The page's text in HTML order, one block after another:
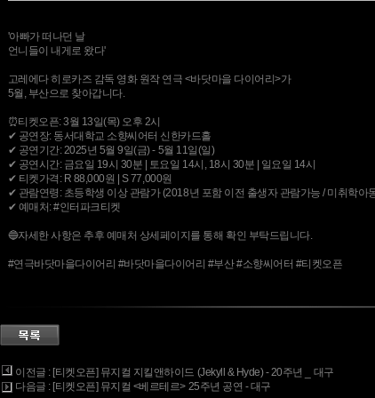
'아빠가 떠나던 날
언니들이 내게로 왔다'
고레에다 히로카즈 감독 영화 원작 연극 <바닷마을 다이어리>가
5월, 부산으로 찾아갑니다.
⏰티켓오픈: 3월 13일(목) 오후 2시
✔ 공연장: 동서대학교 소향씨어터 신한카드홀
✔ 공연기간: 2025년 5월 9일(금) - 5월 11일(일)
✔ 공연시간: 금요일 19시 30분 | 토요일 14시, 18시 30분 | 일요일 14시
✔ 티켓가격: R 88,000원 | S 77,000원
✔ 관람연령: 초등학생 이상 관람가 (2018년 포함 이전 출생자 관람가능 / 미취학아
✔ 예매처: #인터파크티켓
🔵자세한 사항은 추후 예매처 상세페이지를 통해 확인 부탁드립니다.
#연극바닷마을다이어리 #바닷마을다이어리 #부산 #소향씨어터 #티켓오픈
이전글 : [티켓오픈] 뮤지컬 지킬앤하이드 (Jekyll & Hyde) - 20주년 _ 대구
다음글 : [티켓오픈] 뮤지컬 <베르테르> 25주년 공연 - 대구